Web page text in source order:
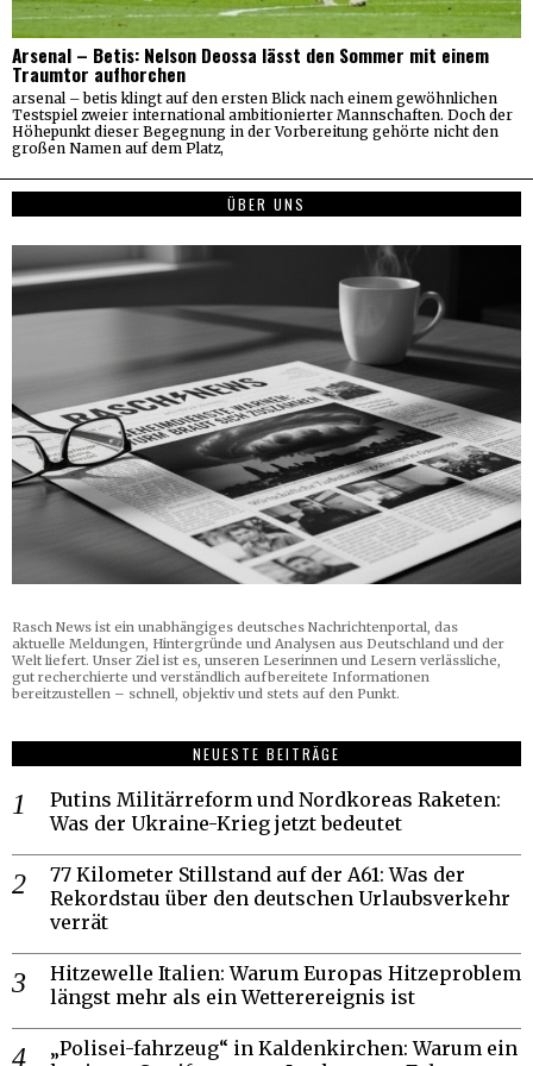
Arsenal – Betis: Nelson Deossa lässt den Sommer mit einem
Traumtor aufhorchen
arsenal – betis klingt auf den ersten Blick nach einem gewöhnlichen
Testspiel zweier international ambitionierter Mannschaften. Doch der
Höhepunkt dieser Begegnung in der Vorbereitung gehörte nicht den
großen Namen auf dem Platz,
ÜBER UNS
Rasch News ist ein unabhängiges deutsches Nachrichtenportal, das
aktuelle Meldungen, Hintergründe und Analysen aus Deutschland und der
Welt liefert. Unser Ziel ist es, unseren Leserinnen und Lesern verlässliche,
gut recherchierte und verständlich aufbereitete Informationen
bereitzustellen – schnell, objektiv und stets auf den Punkt.
NEUESTE BEITRÄGE
Putins Militärreform und Nordkoreas Raketen:
Was der Ukraine-Krieg jetzt bedeutet
77 Kilometer Stillstand auf der A61: Was der
Rekordstau über den deutschen Urlaubsverkehr
verrät
Hitzewelle Italien: Warum Europas Hitzeproblem
längst mehr als ein Wetterereignis ist
„Polisei-fahrzeug“ in Kaldenkirchen: Warum ein